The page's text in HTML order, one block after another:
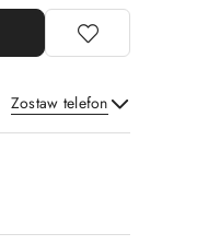
Zostaw telefon
Wyślij